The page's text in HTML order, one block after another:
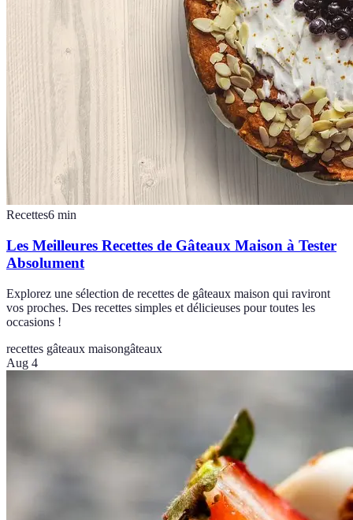
Recettes6 min
Les Meilleures Recettes de Gâteaux Maison à Tester
Absolument
Explorez une sélection de recettes de gâteaux maison qui raviront
vos proches. Des recettes simples et délicieuses pour toutes les
occasions !
recettes gâteaux maisongâteaux
Aug 4